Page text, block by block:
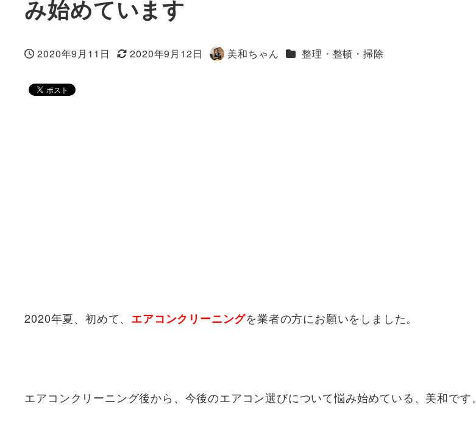
み始めています
投稿日
2020年9月11日
更新日
2020年9月12日
著
美和ちゃん カテゴリー
整理・整頓・掃除
2020年夏、初めて、 エアコンクリーニングを業者の方にお願いをしました。
エアコンクリーニング後から、今後のエアコン選びについて悩み始めている、美和です。